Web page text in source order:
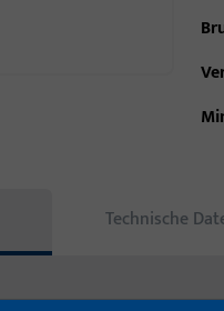
Technische